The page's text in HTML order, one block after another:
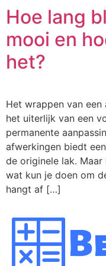
Hoe lang
mooi en
het?
Het wrappen van
het uiterlijk van een
permanente
afwerkingen biedt
de originele lak.
wat kun je doen om
hangt af […]